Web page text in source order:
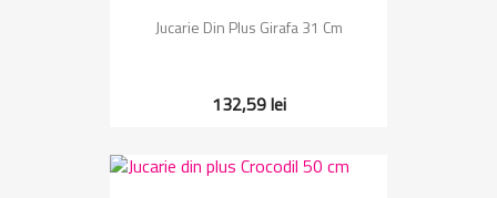
Jucarie Din Plus Girafa 31 Cm
132,59 lei